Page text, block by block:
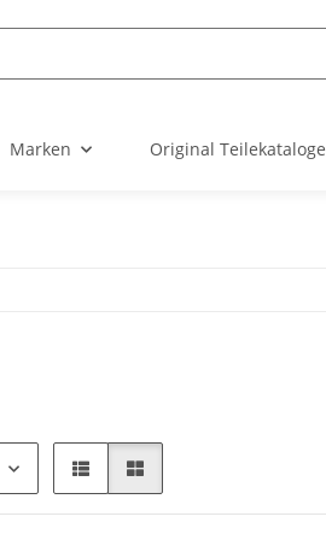
Marken Original Teilekataloge